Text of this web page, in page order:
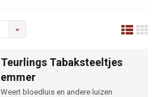
Teurlings Tabaksteeltjes
emmer
Weert bloedluis en andere luizen